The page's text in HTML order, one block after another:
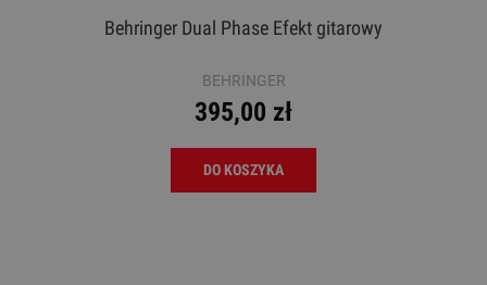
Behringer Dual Phase Efekt gitarowy
BEHRINGER
395,00 zł
DO KOSZYKA